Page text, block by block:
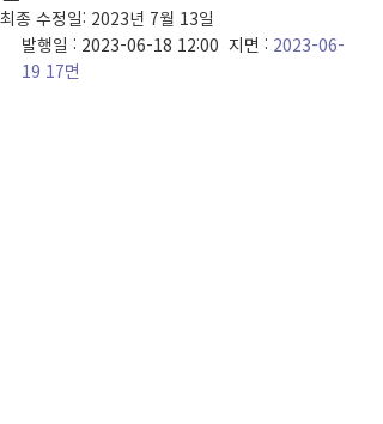
최종 수정일: 2023년 7월 13일
발행일 : 2023-06-18 12:00  지면 : 2023-06-
19 17면